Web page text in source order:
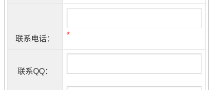
联系电话： *
联系QQ：